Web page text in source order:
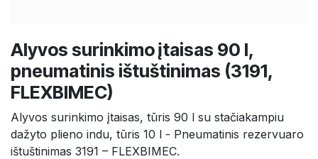
Alyvos surinkimo įtaisas 90 l,
pneumatinis ištuštinimas (3191,
FLEXBIMEC)
Alyvos surinkimo įtaisas, tūris 90 l su stačiakampiu
dažyto plieno indu, tūris 10 l - Pneumatinis rezervuaro
ištuštinimas 3191 – FLEXBIMEC.